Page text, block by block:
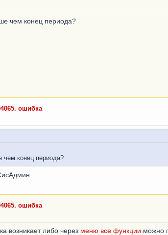
чем конец периода?
ошибка
чем конец периода?
ошибка
возникает либо через меню все функции можно